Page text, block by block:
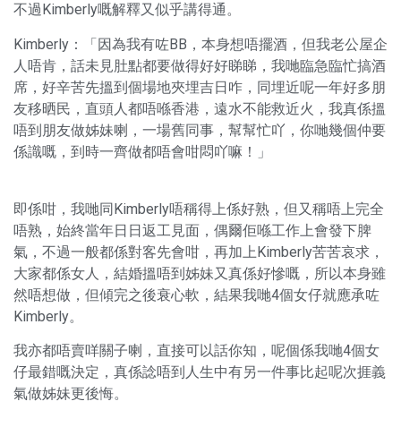
不過Kimberly嘅解釋又似乎講得通。
Kimberly：「因為我有咗BB，本身想唔擺酒，但我老公屋企
人唔肯，話未見肚點都要做得好好睇睇，我哋臨急臨忙搞酒
席，好辛苦先搵到個場地夾埋吉日咋，同埋近呢一年好多朋
友移晒民，直頭人都唔喺香港，遠水不能救近火，我真係搵
唔到朋友做姊妹喇，一場舊同事，幫幫忙吖，你哋幾個仲要
係識嘅，到時一齊做都唔會咁悶吖嘛！」
即係咁，我哋同Kimberly唔稱得上係好熟，但又稱唔上完全
唔熟，始終當年日日返工見面，偶爾佢喺工作上會發下脾
氣，不過一般都係對客先會咁，再加上Kimberly苦苦哀求，
大家都係女人，結婚搵唔到姊妹又真係好慘嘅，所以本身雖
然唔想做，但傾完之後衰心軟，結果我哋4個女仔就應承咗
Kimberly。
我亦都唔賣咩關子喇，直接可以話你知，呢個係我哋4個女
仔最錯嘅決定，真係諗唔到人生中有另一件事比起呢次捱義
氣做姊妹更後悔。